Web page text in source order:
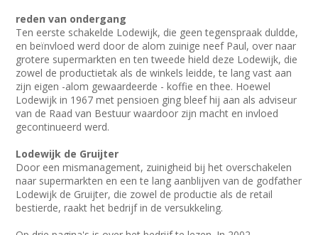
reden van ondergang
Ten eerste schakelde Lodewijk, die geen tegenspraak duldde,
en beïnvloed werd door de alom zuinige neef Paul, over naar
grotere supermarkten en ten tweede hield deze Lodewijk, die
zowel de productietak als de winkels leidde, te lang vast aan
zijn eigen -alom gewaardeerde - koffie en thee. Hoewel
Lodewijk in 1967 met pensioen ging bleef hij aan als adviseur
van de Raad van Bestuur waardoor zijn macht en invloed
gecontinueerd werd.
Lodewijk de Gruijter
Door een mismanagement, zuinigheid bij het overschakelen
naar supermarkten en een te lang aanblijven van de godfather
Lodewijk de Gruijter, die zowel de productie als de retail
bestierde, raakt het bedrijf in de versukkeling.